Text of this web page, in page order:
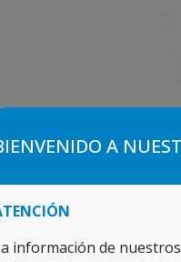
A
información de